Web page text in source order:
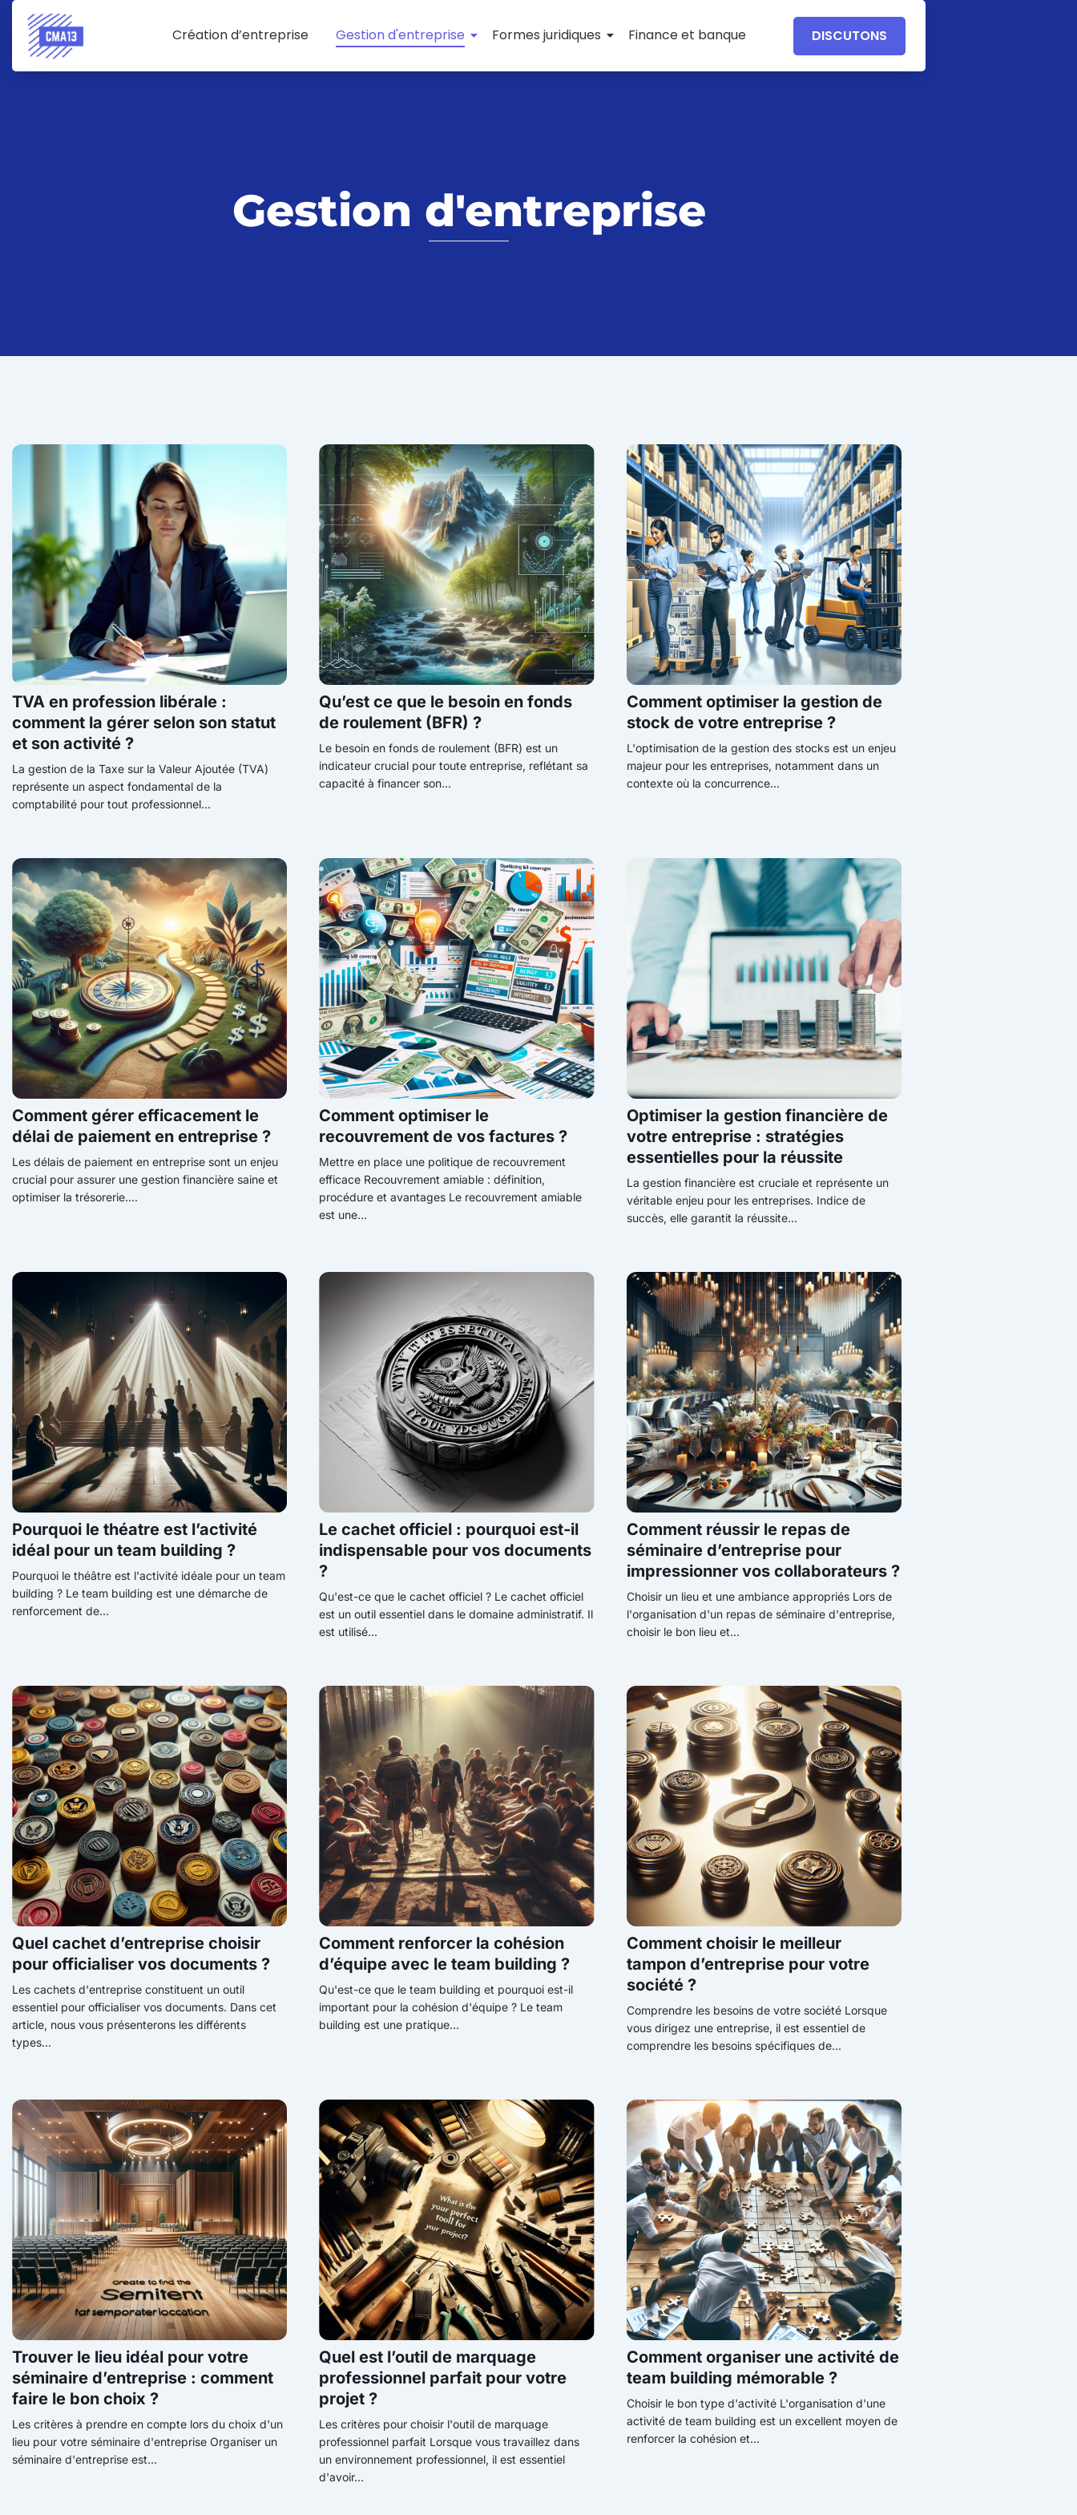
Création d’entreprise Gestion d'entreprise Formes juridiques Finance et banque DISCUTONS
Gestion d'entreprise
TVA en profession libérale :
comment la gérer selon son statut
et son activité ?
La gestion de la Taxe sur la Valeur Ajoutée (TVA)
représente un aspect fondamental de la
comptabilité pour tout professionnel...
Qu’est ce que le besoin en fonds
de roulement (BFR) ?
Le besoin en fonds de roulement (BFR) est un
indicateur crucial pour toute entreprise, reflétant sa
capacité à financer son...
Comment optimiser la gestion de
stock de votre entreprise ?
L'optimisation de la gestion des stocks est un enjeu
majeur pour les entreprises, notamment dans un
contexte où la concurrence...
Comment gérer efficacement le
délai de paiement en entreprise ?
Les délais de paiement en entreprise sont un enjeu
crucial pour assurer une gestion financière saine et
optimiser la trésorerie....
Comment optimiser le
recouvrement de vos factures ?
Mettre en place une politique de recouvrement
efficace Recouvrement amiable : définition,
procédure et avantages Le recouvrement amiable
est une...
Optimiser la gestion financière de
votre entreprise : stratégies
essentielles pour la réussite
La gestion financière est cruciale et représente un
véritable enjeu pour les entreprises. Indice de
succès, elle garantit la réussite...
Pourquoi le théatre est l’activité
idéal pour un team building ?
Pourquoi le théâtre est l'activité idéale pour un team
building ? Le team building est une démarche de
renforcement de...
Le cachet officiel : pourquoi est-il
indispensable pour vos documents
?
Qu'est-ce que le cachet officiel ? Le cachet officiel
est un outil essentiel dans le domaine administratif. Il
est utilisé...
Comment réussir le repas de
séminaire d’entreprise pour
impressionner vos collaborateurs ?
Choisir un lieu et une ambiance appropriés Lors de
l'organisation d'un repas de séminaire d'entreprise,
choisir le bon lieu et...
Quel cachet d’entreprise choisir
pour officialiser vos documents ?
Les cachets d'entreprise constituent un outil
essentiel pour officialiser vos documents. Dans cet
article, nous vous présenterons les différents
types...
Comment renforcer la cohésion
d’équipe avec le team building ?
Qu'est-ce que le team building et pourquoi est-il
important pour la cohésion d'équipe ? Le team
building est une pratique...
Comment choisir le meilleur
tampon d’entreprise pour votre
société ?
Comprendre les besoins de votre société Lorsque
vous dirigez une entreprise, il est essentiel de
comprendre les besoins spécifiques de...
Trouver le lieu idéal pour votre
séminaire d’entreprise : comment
faire le bon choix ?
Les critères à prendre en compte lors du choix d'un
lieu pour votre séminaire d'entreprise Organiser un
séminaire d'entreprise est...
Quel est l’outil de marquage
professionnel parfait pour votre
projet ?
Les critères pour choisir l'outil de marquage
professionnel parfait Lorsque vous travaillez dans
un environnement professionnel, il est essentiel
d'avoir...
Comment organiser une activité de
team building mémorable ?
Choisir le bon type d'activité L'organisation d'une
activité de team building est un excellent moyen de
renforcer la cohésion et...